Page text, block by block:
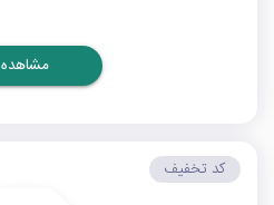
مشاهده
کد تخفیف